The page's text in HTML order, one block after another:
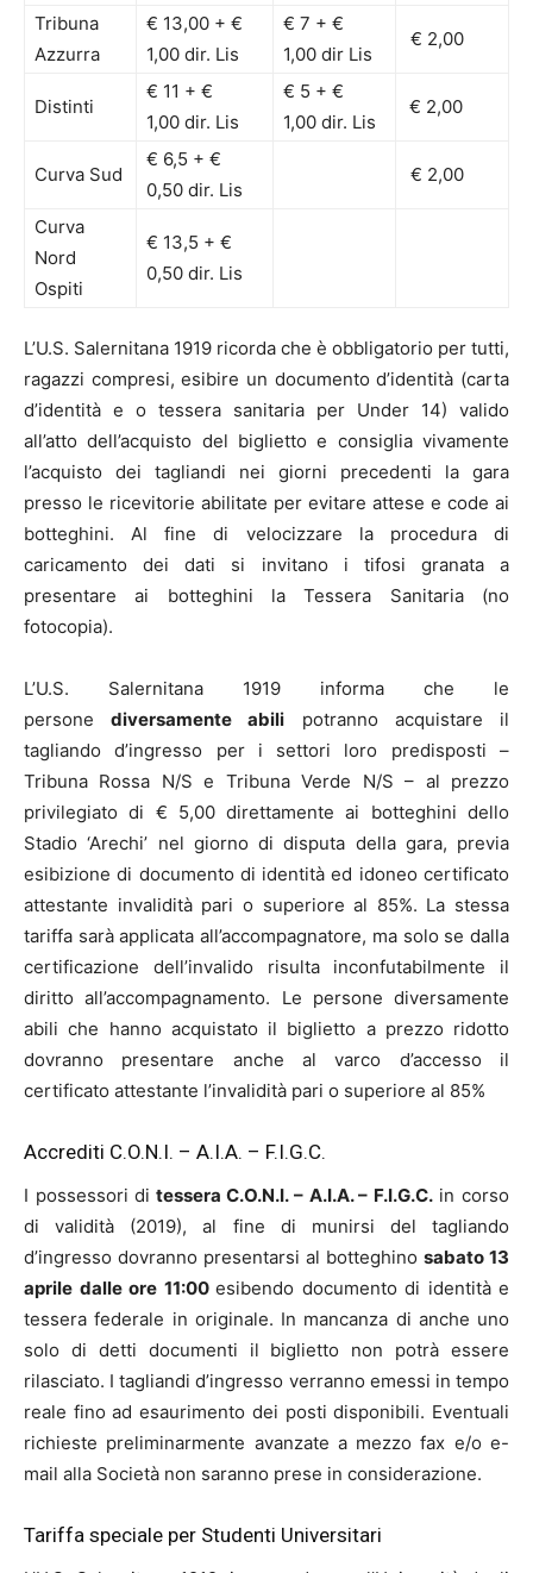
Tribuna
Azzurra
€ 13,00 + €
1,00 dir. Lis
€ 7 + €
1,00 dir Lis
€ 2,00
Distinti
€ 11 + €
1,00 dir. Lis
€ 5 + €
1,00 dir. Lis
€ 2,00
Curva Sud
€ 6,5 + €
0,50 dir. Lis
€ 2,00
Curva
Nord
Ospiti
€ 13,5 + €
0,50 dir. Lis
L’U.S. Salernitana 1919 ricorda che è obbligatorio per tutti,
ragazzi compresi, esibire un documento d’identità (carta
d’identità e o tessera sanitaria per Under 14) valido
all’atto dell’acquisto del biglietto e consiglia vivamente
l’acquisto dei tagliandi nei giorni precedenti la gara
presso le ricevitorie abilitate per evitare attese e code ai
botteghini. Al fine di velocizzare la procedura di
caricamento dei dati si invitano i tifosi granata a
presentare ai botteghini la Tessera Sanitaria (no
fotocopia).
L’U.S. Salernitana 1919 informa che le
personediversamente abili potranno acquistare il
tagliando d’ingresso per i settori loro predisposti –
Tribuna Rossa N/S e Tribuna Verde N/S – al prezzo
privilegiato di € 5,00 direttamente ai botteghini dello
Stadio ‘Arechi’ nel giorno di disputa della gara, previa
esibizione di documento di identità ed idoneo certificato
attestante invalidità pari o superiore al 85%. La stessa
tariffa sarà applicata all’accompagnatore, ma solo se dalla
certificazione dell’invalido risulta inconfutabilmente il
diritto all’accompagnamento. Le persone diversamente
abili che hanno acquistato il biglietto a prezzo ridotto
dovranno presentare anche al varco d’accesso il
certificato attestante l’invalidità pari o superiore al 85%
Accrediti C.O.N.I. – A.I.A. – F.I.G.C.
I possessori di tessera C.O.N.I. – A.I.A. – F.I.G.C.in corso
di validità (2019), al fine di munirsi del tagliando
d’ingresso dovranno presentarsi al botteghino sabato 13
aprile dalle ore 11:00 esibendo documento di identità e
tessera federale in originale. In mancanza di anche uno
solo di detti documenti il biglietto non potrà essere
rilasciato. I tagliandi d’ingresso verranno emessi in tempo
reale fino ad esaurimento dei posti disponibili. Eventuali
richieste preliminarmente avanzate a mezzo fax e/o e-
mail alla Società non saranno prese in considerazione.
Tariffa speciale per Studenti Universitari